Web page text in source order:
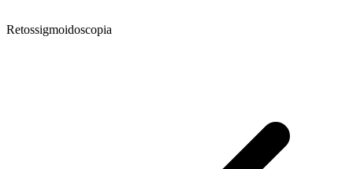
Retossigmoidoscopia